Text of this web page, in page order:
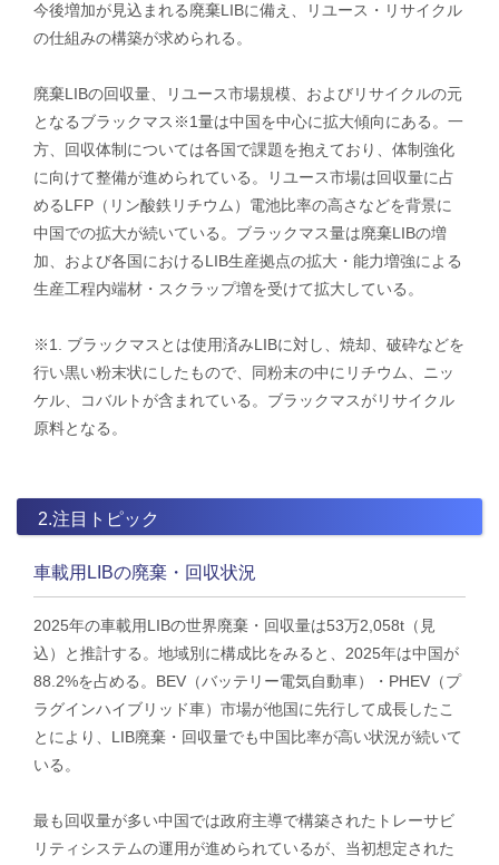
今後増加が見込まれる廃棄LIBに備え、リユース・リサイクル
の仕組みの構築が求められる。
廃棄LIBの回収量、リユース市場規模、およびリサイクルの元
となるブラックマス※1量は中国を中心に拡大傾向にある。一
方、回収体制については各国で課題を抱えており、体制強化
に向けて整備が進められている。リユース市場は回収量に占
めるLFP（リン酸鉄リチウム）電池比率の高さなどを背景に
中国での拡大が続いている。ブラックマス量は廃棄LIBの増
加、および各国におけるLIB生産拠点の拡大・能力増強による
生産工程内端材・スクラップ増を受けて拡大している。
※1. ブラックマスとは使用済みLIBに対し、焼却、破砕などを
行い黒い粉末状にしたもので、同粉末の中にリチウム、ニッ
ケル、コバルトが含まれている。ブラックマスがリサイクル
原料となる。
2.注目トピック
車載用LIBの廃棄・回収状況
2025年の車載用LIBの世界廃棄・回収量は53万2,058t（見
込）と推計する。地域別に構成比をみると、2025年は中国が
88.2%を占める。BEV（バッテリー電気自動車）・PHEV（プ
ラグインハイブリッド車）市場が他国に先行して成長したこ
とにより、LIB廃棄・回収量でも中国比率が高い状況が続いて
いる。
最も回収量が多い中国では政府主導で構築されたトレーサビ
リティシステムの運用が進められているが、当初想定された